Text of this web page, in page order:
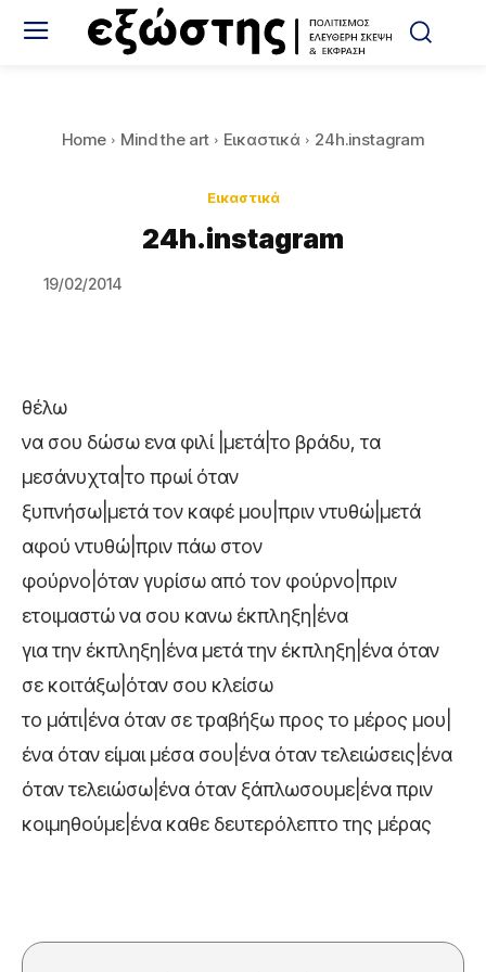
Home Mind the art Εικαστικά 24h.instagram
Εικαστικά
24h.instagram
19/02/2014
θέλω
να σου δώσω ενα φιλί |μετά|το βράδυ, τα
μεσάνυχτα|το πρωί όταν
ξυπνήσω|μετά τον καφέ μου|πριν ντυθώ|μετά
αφού ντυθώ|πριν πάω στον
φούρνο|όταν γυρίσω από τον φούρνο|πριν
ετοιμαστώ να σου κανω έκπληξη|ένα
για την έκπληξη|ένα μετά την έκπληξη|ένα όταν
σε κοιτάξω|όταν σου κλείσω
το μάτι|ένα όταν σε τραβήξω προς το μέρος μου|
ένα όταν είμαι μέσα σου|ένα όταν τελειώσεις|ένα
όταν τελειώσω|ένα όταν ξάπλωσουμε|ένα πριν
κοιμηθούμε|ένα καθε δευτερόλεπτο της μέρας